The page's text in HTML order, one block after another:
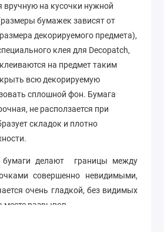
вручную на кусочки нужной
бумажек зависят от
декорируемого предмета),
клея для Decopatch,
на предмет таким
всю декорируемую
сплошной фон. Бумага
не расползается при
складок и плотно
бумаги делают границы между
совершенно невидимыми,
очень гладкой, без видимых
месте разрывов.